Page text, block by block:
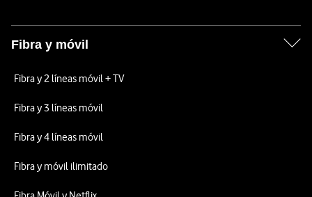
Fibra y móvil
Fibra y 2 líneas móvil + TV
Fibra y 3 líneas móvil
Fibra y 4 líneas móvil
Fibra y móvil ilimitado